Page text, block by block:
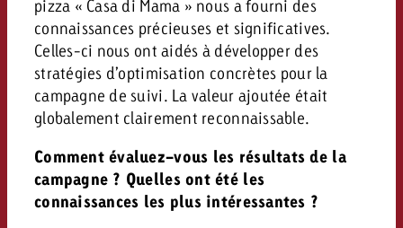
Vous connaissez les grandes
votre campagne et souhaitez
combien cela coûte.
Demander une offre
Souhaitez-vous en savoir
publicité TV et avez-vous
conseils ?
Contactez-nous
Vous connaissez les grandes
votre campagne et souhaitez
combien cela coûte.
Demander une offre
Vous connaissez les grandes
votre campagne et souhaitez
combien cela coûte.
Demander une offre
Lire l’article
Souhaitez-vous en savoir
conseils ?
Lire l’article
Souhaitez-vous en savoir
?
pizza « Casa di Mama » nous a fourni des
connaissances précieuses et significatives.
Celles-ci nous ont aidés à développer des
stratégies d’optimisation concrètes pour la
campagne de suivi. La valeur ajoutée était
globalement clairement reconnaissable.
Comment évaluez-vous les résultats de la
campagne ? Quelles ont été les
connaissances les plus intéressantes ?